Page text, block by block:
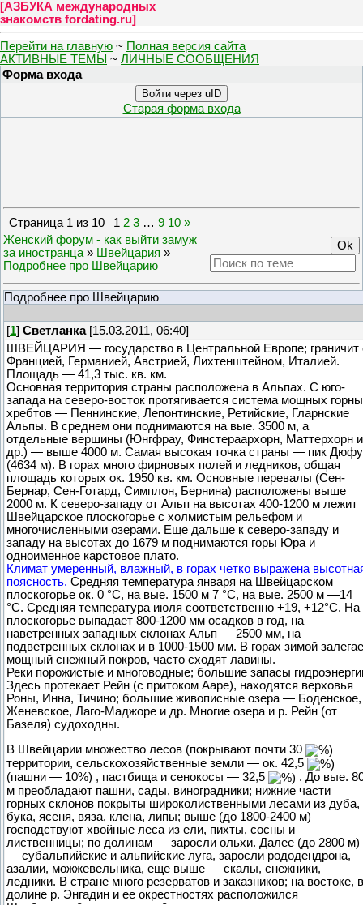
[АЗБУКА международных
знакомств fordating.ru]
Перейти на главную ~ Полная версия сайта
АКТИВНЫЕ ТЕМЫ ~ ЛИЧНЫЕ СООБЩЕНИЯ
Форма входа
Войти через uID
Старая форма входа
Страница 1 из 10 1 2 3 … 9 10 »
Женский форум - как выйти замуж
за иностранца » Швейцария »
Подробнее про Швейцарию
Подробнее про Швейцарию
[1] Светланка[15.03.2011, 06:40]
ШВЕЙЦАРИЯ — государство в Центральной Европе; граничит
Францией, Германией, Австрией, Лихтенштейном, Италией.
Площадь — 41,3 тыс. кв. км.
Основная территория страны расположена в Альпах. С юго-
запада на северо-восток протягивается система мощных
хребтов — Пеннинские, Лепонтинские, Ретийские, Гларнские
Альпы. В среднем они поднимаются на вые. 3500 м, а
отдельные вершины (Юнгфрау, Финстераархорн, Маттерхорн и
др.) — выше 4000 м. Самая высокая точка страны — пик
(4634 м). В горах много фирновых полей и ледников, общая
площадь которых ок. 1950 кв. км. Основные перевалы (Сен-
Бернар, Сен-Готард, Симплон, Бернина) расположены выше
2000 м. К северо-западу от Альп на высотах 400-1200 м лежит
Швейцарское плоскогорье с холмистым рельефом и
многочисленными озерами. Еще дальше к северо-западу и
западу на высотах до 1679 м поднимаются горы Юра и
одноименное карстовое плато.
Климат умеренный, влажный, в горах четко выражена
поясность. Средняя температура января на Швейцарском
плоскогорье ок. 0 °С, на вые. 1500 м 7 °С, на вые. 2500 м —14
°С. Средняя температура июля соответственно +19, +12°С. На
плоскогорье выпадает 800-1200 мм осадков в год, на
наветренных западных склонах Альп — 2500 мм, на
подветренных склонах и в 1000-1500 мм. В горах зимой
мощный снежный покров, часто сходят лавины.
Реки порожистые и многоводные; большие запасы
Здесь протекает Рейн (с притоком Ааре), находятся верховья
Роны, Инна, Тичино; большие живописные озера — Боденское,
Женевское, Лаго-Маджоре и др. Многие озера и р. Рейн (от
Базеля) судоходны.
В Швейцарии множество лесов (покрывают почти 30
территории, сельскохозяйственные земли — ок. 42,5
(пашни — 10%) , пастбища и сенокосы — 32,5
. До вые.
м преобладают пашни, сады, виноградники; нижние части
горных склонов покрыты широколиственными лесами из дуба,
бука, ясеня, вяза, клена, липы; выше (до 1800-2400 м)
господствуют хвойные леса из ели, пихты, сосны и
лиственницы; по долинам — заросли ольхи. Далее (до 2800 м)
— субальпийские и альпийские луга, заросли рододендрона,
азалии, можжевельника, еще выше — скалы, снежники,
ледники. В стране много резерватов и заказников; на востоке, в
долине р. Энгадин и ее окрестностях расположился